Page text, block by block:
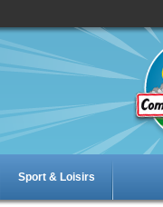
Sport & Loisirs